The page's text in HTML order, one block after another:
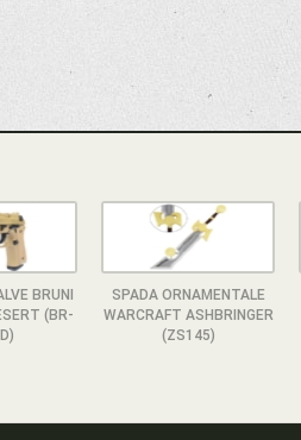
BRUNI
(BR-
SPADA ORNAMENTALE
WARCRAFT ASHBRINGER
(ZS145)